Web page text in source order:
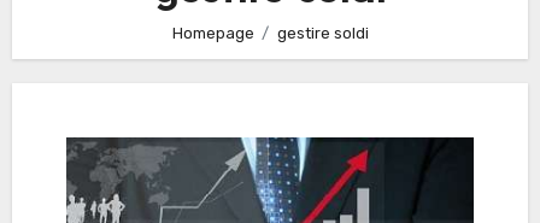
Homepage gestire soldi